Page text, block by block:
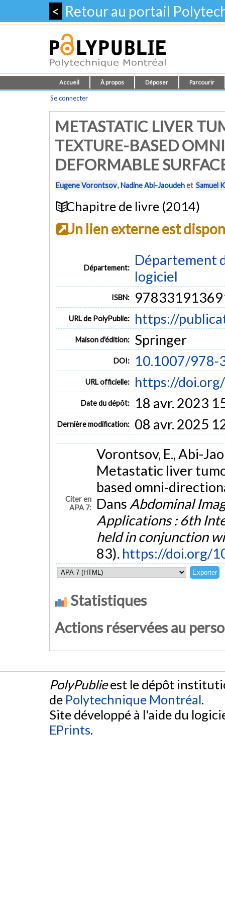
< Retour au portail
Accueil À propos Déposer Parcourir
Se connecter
METASTATIC LIVER
TEXTURE-BASED
DEFORMABLE
Eugene Vorontsov,Nadine Abi-Jaoudehet Samuel
Chapitre de livre (2014)
Un lien externe est
Département:
Département
logiciel
ISBN:
URL de PolyPublie: https://
Maison d'édition: Springer
DOI: 10.1007/978-
URL officielle: https://
Date du dépôt: 18 avr. 2023
Dernière modification: 08 avr. 2025
Citer en
APA 7:
Vorontsov, E., Abi-
Metastatic liver
based omni-
Dans Abdominal
Applications : 6th
held in conjunction
83). https://doi.org/
Statistiques
Actions réservées au
PolyPublieest le dépôt
de Polytechnique Montréal.
Site développé à l'aide du
EPrints.